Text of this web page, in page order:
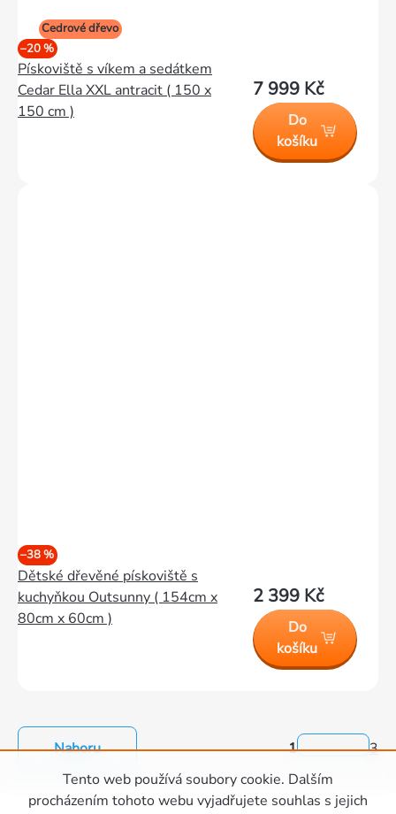
Tento web používá soubory cookie. Dalším
procházením tohoto webu vyjadřujete souhlas s jejich
Cedrové dřevo
–20 %
Pískoviště s víkem a sedátkem
Cedar Ella XXL antracit ( 150 x
150 cm )
7 999 Kč
Do
košíku
–38 %
Dětské dřevěné pískoviště s
kuchyňkou Outsunny ( 154cm x
80cm x 60cm )
2 399 Kč
Do
košíku
Ovládací
prvky
1 3
Nahoru
Zápatí